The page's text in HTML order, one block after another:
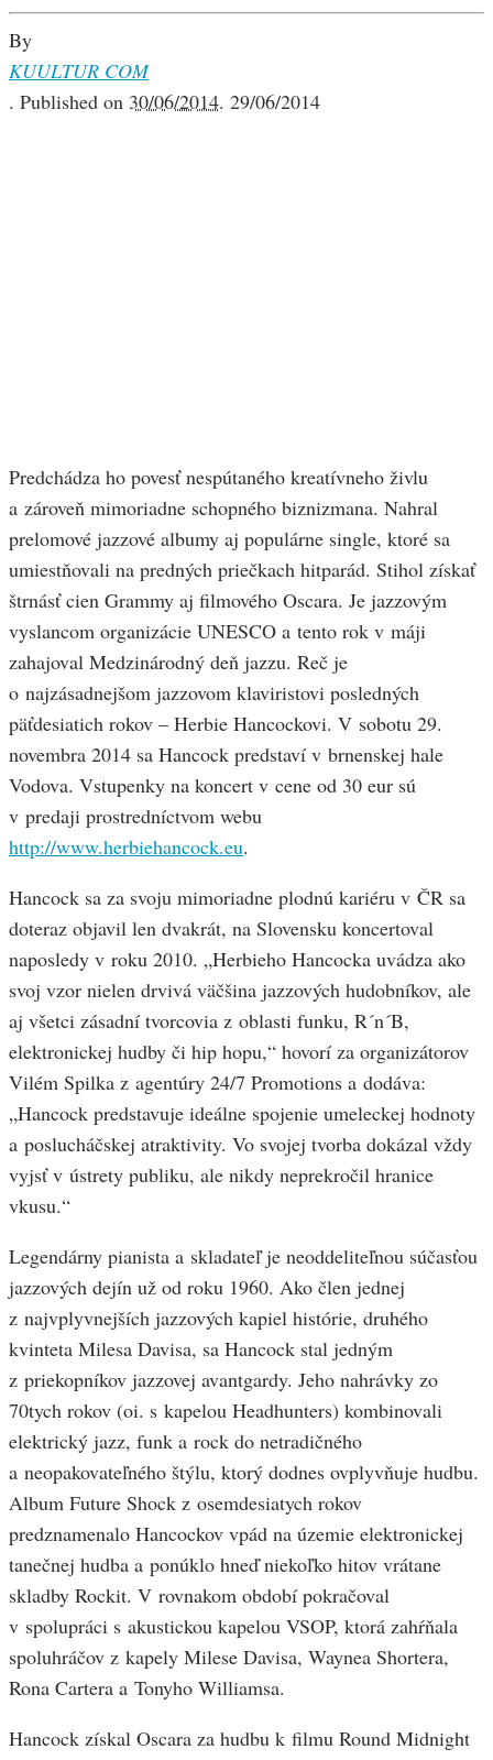
By
KUULTUR COM
. Published on 30/06/2014. 29/06/2014
Predchádza ho povesť nespútaného kreatívneho živlu
a zároveň mimoriadne schopného biznizmana. Nahral
prelomové jazzové albumy aj populárne single, ktoré sa
umiestňovali na predných priečkach hitparád. Stihol získať
štrnásť cien Grammy aj filmového Oscara. Je jazzovým
vyslancom organizácie UNESCO a tento rok v máji
zahajoval Medzinárodný deň jazzu. Reč je
o najzásadnejšom jazzovom klaviristovi posledných
päťdesiatich rokov – Herbie Hancockovi. V sobotu 29.
novembra 2014 sa Hancock predstaví v brnenskej hale
Vodova. Vstupenky na koncert v cene od 30 eur sú
v predaji prostredníctvom webu
http://www.herbiehancock.eu.
Hancock sa za svoju mimoriadne plodnú kariéru v ČR sa
doteraz objavil len dvakrát, na Slovensku koncertoval
naposledy v roku 2010. „Herbieho Hancocka uvádza ako
svoj vzor nielen drvivá väčšina jazzových hudobníkov, ale
aj všetci zásadní tvorcovia z oblasti funku, R´n´B,
elektronickej hudby či hip hopu,“ hovorí za organizátorov
Vilém Spilka z agentúry 24/7 Promotions a dodáva:
„Hancock predstavuje ideálne spojenie umeleckej hodnoty
a poslucháčskej atraktivity. Vo svojej tvorba dokázal vždy
vyjsť v ústrety publiku, ale nikdy neprekročil hranice
vkusu.“
Legendárny pianista a skladateľ je neoddeliteľnou súčasťou
jazzových dejín už od roku 1960. Ako člen jednej
z najvplyvnejších jazzových kapiel histórie, druhého
kvinteta Milesa Davisa, sa Hancock stal jedným
z priekopníkov jazzovej avantgardy. Jeho nahrávky zo
70tych rokov (oi. s kapelou Headhunters) kombinovali
elektrický jazz, funk a rock do netradičného
a neopakovateľného štýlu, ktorý dodnes ovplyvňuje hudbu.
Album Future Shock z osemdesiatych rokov
predznamenalo Hancockov vpád na územie elektronickej
tanečnej hudba a ponúklo hneď niekoľko hitov vrátane
skladby Rockit. V rovnakom období pokračoval
v spolupráci s akustickou kapelou VSOP, ktorá zahŕňala
spoluhráčov z kapely Milese Davisa, Waynea Shortera,
Rona Cartera a Tonyho Williamsa.
Hancock získal Oscara za hudbu k filmu Round Midnight